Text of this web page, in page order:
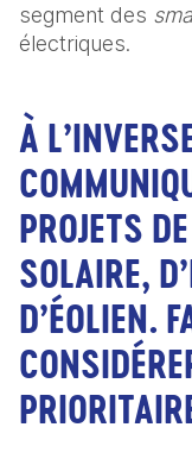
segment des
électriques.
À
PROJETS
SOLAIRE,
D’ÉOLIEN.